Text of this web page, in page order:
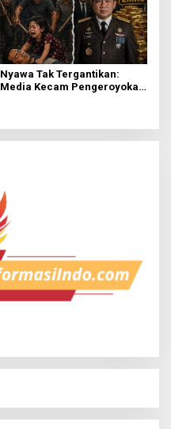
Nyawa Tak Tergantikan:
Media Kecam Pengeroyokan